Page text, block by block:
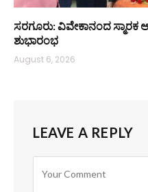
ಸರಗೂರು: ವಿವೇಕಾನಂದ ಸ್ಮಾರಕ
ಶುಭಾರಂಭ
August 6, 2026
LEAVE A REPLY